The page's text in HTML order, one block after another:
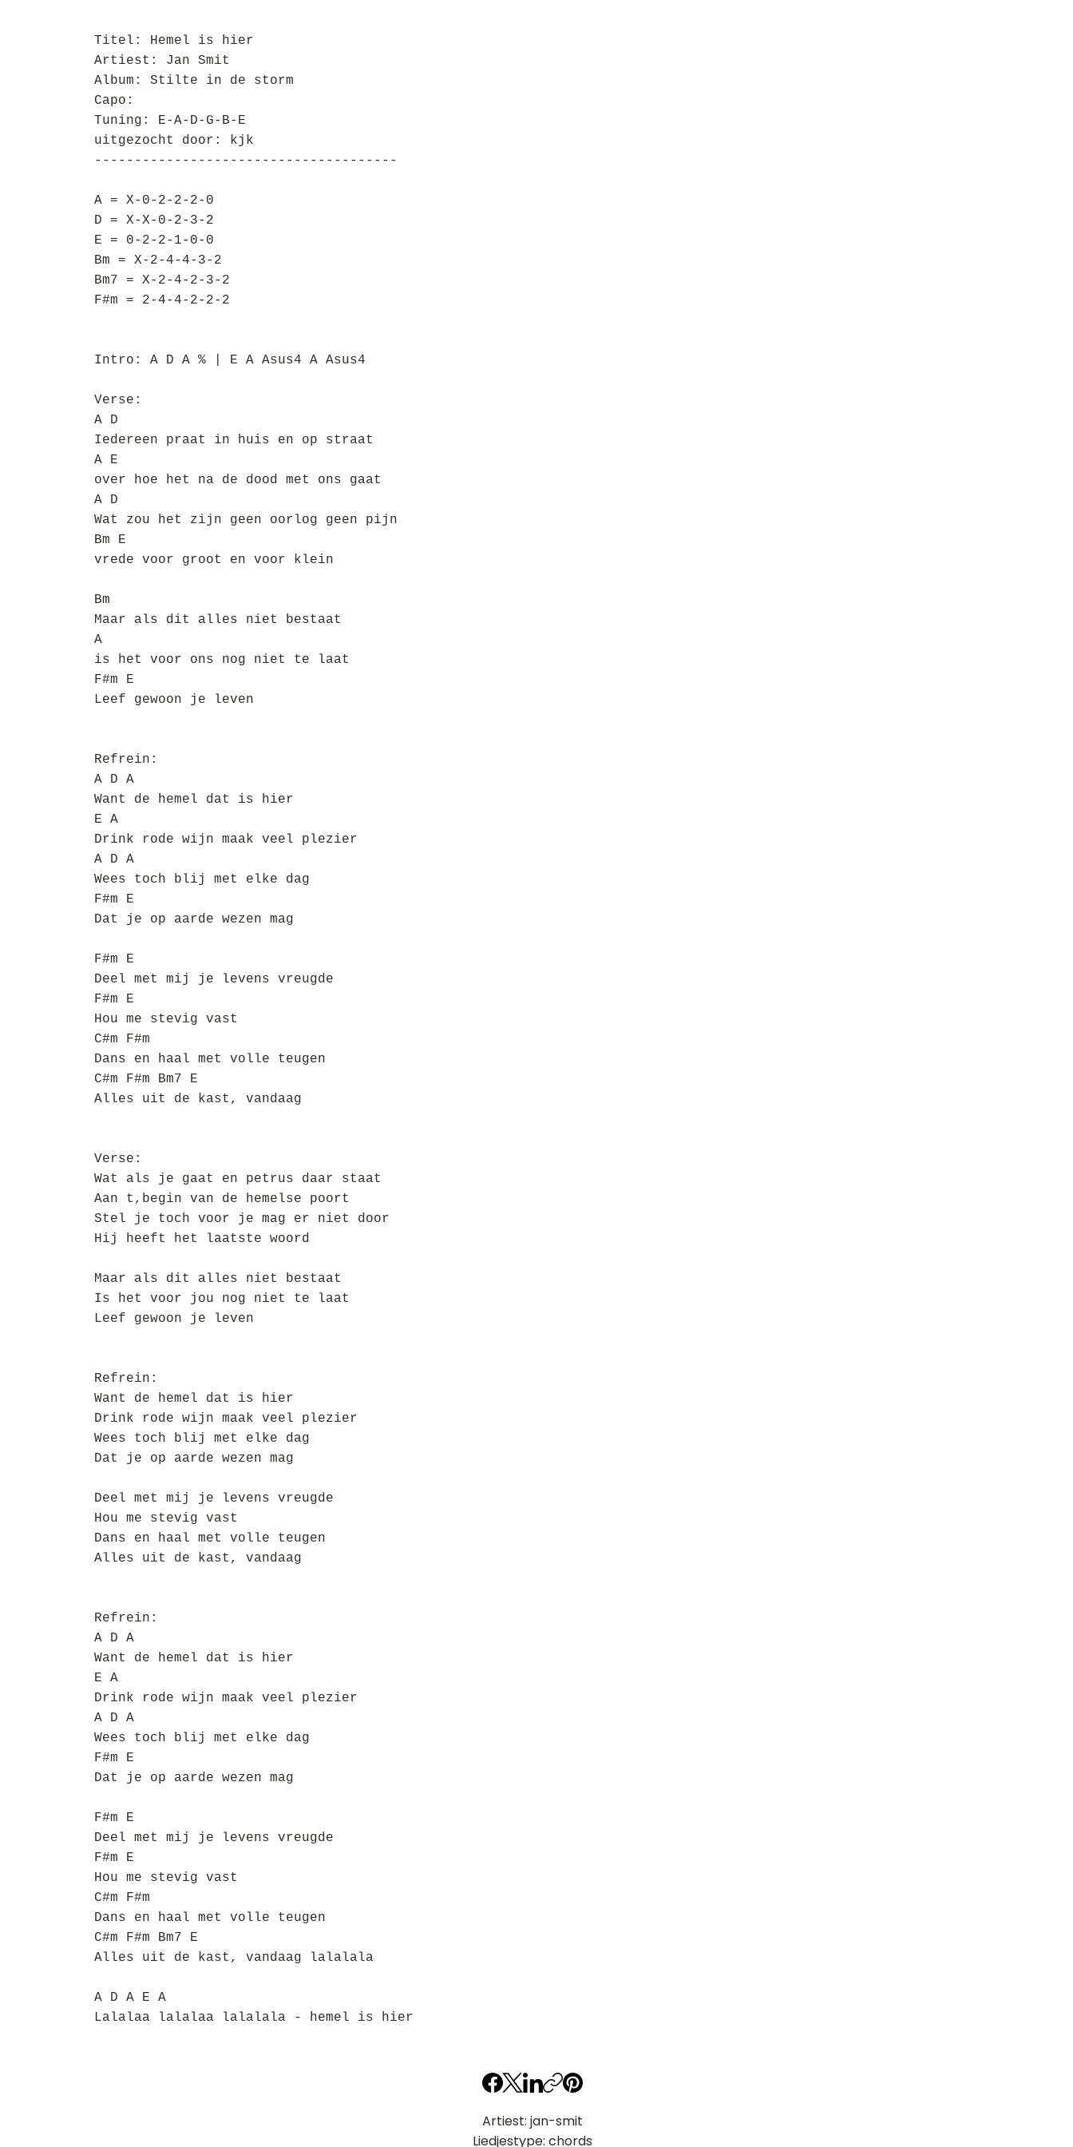
Titel: Hemel is hier
Artiest: Jan Smit
Album: Stilte in de storm
Capo:
Tuning: E-A-D-G-B-E
uitgezocht door: kjk
--------------------------------------
A = X-0-2-2-2-0
D = X-X-0-2-3-2
E = 0-2-2-1-0-0
Bm = X-2-4-4-3-2
Bm7 = X-2-4-2-3-2
F#m = 2-4-4-2-2-2
Intro: A D A % | E A Asus4 A Asus4
Verse:
A D
Iedereen praat in huis en op straat
A E
over hoe het na de dood met ons gaat
A D
Wat zou het zijn geen oorlog geen pijn
Bm E
vrede voor groot en voor klein
Bm
Maar als dit alles niet bestaat
A
is het voor ons nog niet te laat
F#m E
Leef gewoon je leven
Refrein:
A D A
Want de hemel dat is hier
E A
Drink rode wijn maak veel plezier
A D A
Wees toch blij met elke dag
F#m E
Dat je op aarde wezen mag
F#m E
Deel met mij je levens vreugde
F#m E
Hou me stevig vast
C#m F#m
Dans en haal met volle teugen
C#m F#m Bm7 E
Alles uit de kast, vandaag
Verse:
Wat als je gaat en petrus daar staat
Aan t,begin van de hemelse poort
Stel je toch voor je mag er niet door
Hij heeft het laatste woord
Maar als dit alles niet bestaat
Is het voor jou nog niet te laat
Leef gewoon je leven
Refrein:
Want de hemel dat is hier
Drink rode wijn maak veel plezier
Wees toch blij met elke dag
Dat je op aarde wezen mag
Deel met mij je levens vreugde
Hou me stevig vast
Dans en haal met volle teugen
Alles uit de kast, vandaag
Refrein:
A D A
Want de hemel dat is hier
E A
Drink rode wijn maak veel plezier
A D A
Wees toch blij met elke dag
F#m E
Dat je op aarde wezen mag
F#m E
Deel met mij je levens vreugde
F#m E
Hou me stevig vast
C#m F#m
Dans en haal met volle teugen
C#m F#m Bm7 E
Alles uit de kast, vandaag lalalala
A D A E A
Lalalaa lalalaa lalalala - hemel is hier
Artiest: jan-smit
Liedjestype: chords